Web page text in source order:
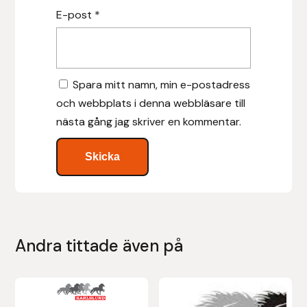
E-post *
Spara mitt namn, min e-postadress
och webbplats i denna webbläsare till
nästa gång jag skriver en kommentar.
Andra tittade även på
Mias Ridsport
Muck Boot Company